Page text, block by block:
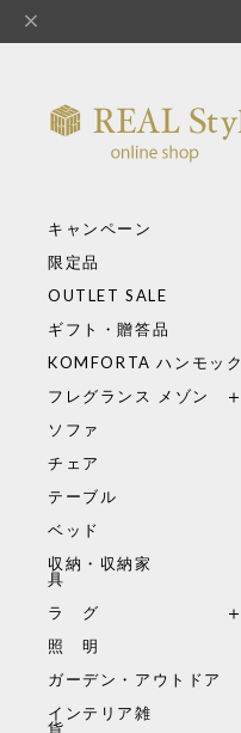
キャンペーン
限定品
OUTLET SALE
ギフト・贈答品
KOMFORTA ハンモック
フレグランス メゾン
ソファ
チェア
テーブル
ベッド
収納・収納家
具
ラ グ
照 明
ガーデン・アウトドア
インテリア雑
貨